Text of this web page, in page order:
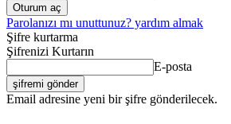
Parolanızı mı unuttunuz? yardım almak
Şifre kurtarma
Şifrenizi Kurtarın
E-posta
Email adresine yeni bir şifre gönderilecek.